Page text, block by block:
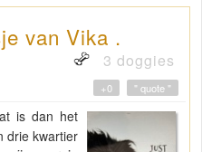
van Vika .
3 doggies
" quote "
+0
is dan het
kwartier